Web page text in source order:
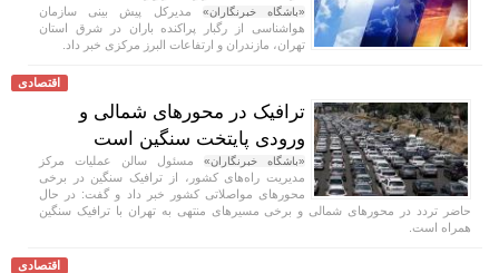
«باشگاه خبرنگاران» مدیرکل پیش بینی سازمان
هواشناسی از رگبار پراکنده باران در شرق استان
تهران، مازندران و ارتفاعات البرز مرکزی خبر داد.
اقتصادی
ترافیک در محورهای شمالی و
ورودی پایتخت سنگین است
«باشگاه خبرنگاران» مسئول سالن عملیات مرکز
مدیریت راه‌های کشور، از ترافیک سنگین در برخی
محورهای مواصلاتی کشور خبر داد و گفت: در حال
حاضر تردد در محورهای شمالی و برخی مسیرهای منتهی به تهران با ترافیک سنگین
همراه است.
اقتصادی